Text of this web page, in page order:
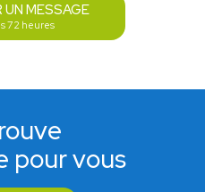
UN MESSAGE
72 heures
pour vous